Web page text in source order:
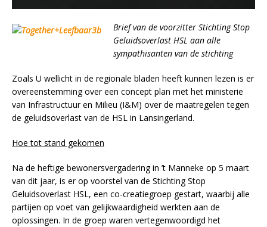
Brief van de voorzitter Stichting Stop
Geluidsoverlast HSL aan alle
sympathisanten van de stichting
Zoals U wellicht in de regionale bladen heeft kunnen lezen is er
overeenstemming over een concept plan met het ministerie
van Infrastructuur en Milieu (I&M) over de maatregelen tegen
de geluidsoverlast van de HSL in Lansingerland.
Hoe tot stand gekomen
Na de heftige bewonersvergadering in ’t Manneke op 5 maart
van dit jaar, is er op voorstel van de Stichting Stop
Geluidsoverlast HSL, een co-creatiegroep gestart, waarbij alle
partijen op voet van gelijkwaardigheid werkten aan de
oplossingen. In de groep waren vertegenwoordigd het